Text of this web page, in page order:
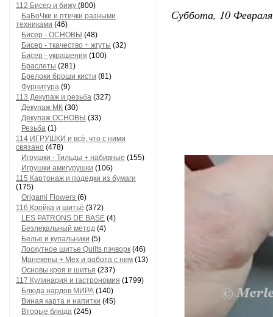
112 Бисер и бижу (800)
БаБоЧки и птички разными
техниками (46)
Бисер - ОСНОВЫ (48)
Бисер - ткачество + жгуты (32)
Бисер - украшения (100)
Браслеты (281)
Брелоки броши кисти (81)
Фурнитура (9)
113 Декупаж и резьба (327)
Декупаж МК (30)
Декупаж ОСНОВЫ (33)
Резьба (1)
114 ИГРУШКИ и всё, что с ними
связано (478)
Игрушки - Тильды + набивные (155)
Игрушки амигурушки (106)
115 Картонаж и подедки из бумаги
(175)
Origami Flowers (6)
116 Кройка и шитьё (372)
LES PATRONS DE BASE (4)
Безлекальный метод (4)
Белье и купальники (5)
Лоскутное шитье Quilts пэчворк (46)
Манекены + Мех и работа с ним (13)
Основы кроя и шитья (237)
117 Кулинария и гастрономия (1799)
Блюда нардов МИРА (140)
Виная карта и напитки (45)
Вторые блюда (245)
Суббота, 10